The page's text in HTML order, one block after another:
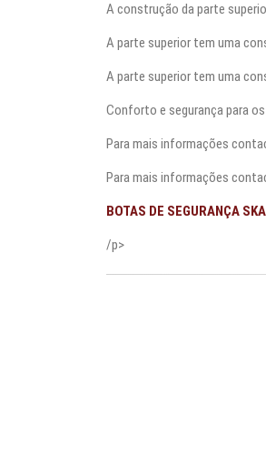
A construção da parte
A parte superior tem uma
A parte superior tem uma
Conforto e segurança para
Para mais informações
Para mais informações
BOTAS DE SEGURANÇA
/p>